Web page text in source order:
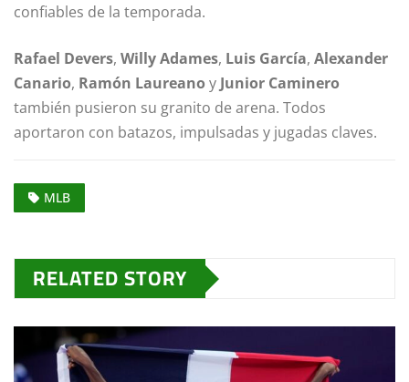
confiables de la temporada.
Rafael Devers, Willy Adames, Luis García, Alexander
Canario, Ramón Laureano y Junior Caminero
también pusieron su granito de arena. Todos
aportaron con batazos, impulsadas y jugadas claves.
MLB
RELATED STORY